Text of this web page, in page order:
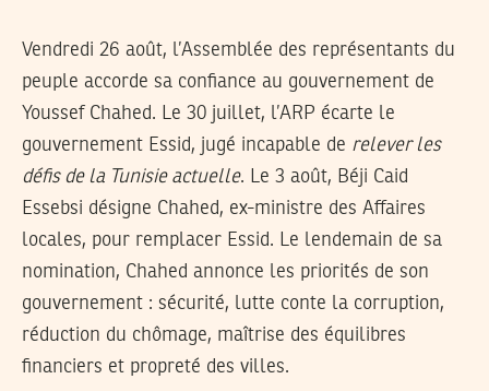
Vendredi 26 août, l’Assemblée des représentants du
peuple accorde sa confiance au gouvernement de
Youssef Chahed. Le 30 juillet, l’ARP écarte le
gouvernement Essid, jugé incapable de relever les
défis de la Tunisie actuelle. Le 3 août, Béji Caid
Essebsi désigne Chahed, ex-ministre des Affaires
locales, pour remplacer Essid. Le lendemain de sa
nomination, Chahed annonce les priorités de son
gouvernement : sécurité, lutte conte la corruption,
réduction du chômage, maîtrise des équilibres
financiers et propreté des villes.